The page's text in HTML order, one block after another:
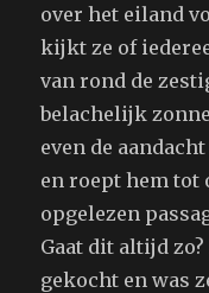
over het eiland
kijkt ze of
van rond de
belachelijk
even de
en roept hem tot
opgelezen
Gaat dit altijd
gekocht en was